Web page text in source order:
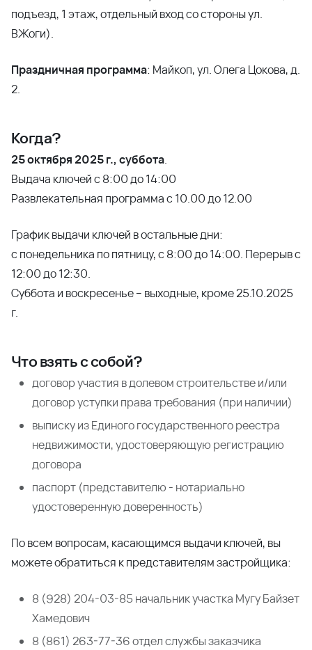
подъезд, 1 этаж, отдельный вход со стороны ул.
ВЖоги).
Праздничная программа: Майкоп, ул. Олега Цокова, д.
2.
Когда?
25 октября 2025 г., суббота.
Выдача ключей с 8:00 до 14:00
Развлекательная программа с 10.00 до 12.00
График выдачи ключей в остальные дни:
с понедельника по пятницу, с 8:00 до 14:00. Перерыв с
12:00 до 12:30.
Суббота и воскресенье – выходные, кроме 25.10.2025
г.
Что взять с собой?
договор участия в долевом строительстве и/или
договор уступки права требования (при наличии)
выписку из Единого государственного реестра
недвижимости, удостоверяющую регистрацию
договора
паспорт (представителю - нотариально
удостоверенную доверенность)
По всем вопросам, касающимся выдачи ключей, вы
можете обратиться к представителям застройщика:
8 (928) 204-03-85 начальник участка Мугу Байзет
Хамедович
8 (861) 263-77-36 отдел службы заказчика